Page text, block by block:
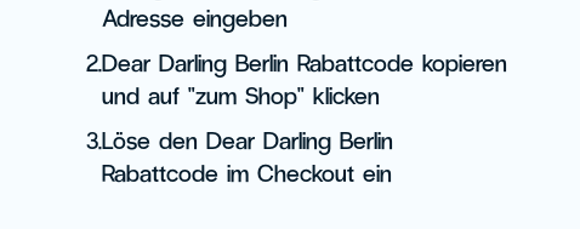
Adresse eingeben
2.Dear Darling Berlin Rabattcode kopieren
und auf "zum Shop" klicken
3.Löse den Dear Darling Berlin
Rabattcode im Checkout ein